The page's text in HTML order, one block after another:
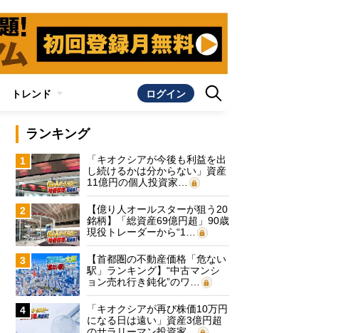
トレンド ログイン
ランキング
1
「キオクシアが今後も利益を出
し続けるかは分からない」資産
11億円の個人投資家…
2
【億り人オールスターが狙う20
銘柄】「総資産69億円超」90歳
現役トレーダーから“1…
3
【首都圏の不動産価格「危ない
駅」ランキング】“中古マンシ
ョン売れ行き鈍化”のワ…
4
「キオクシアが再び株価10万円
になる日は遠い」資産3億円超